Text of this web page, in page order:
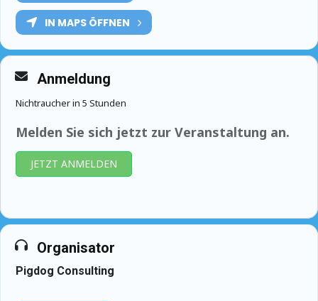
IN MAPS ÖFFNEN
Anmeldung
Nichtraucher in 5 Stunden
Melden Sie sich jetzt zur Veranstaltung an.
JETZT ANMELDEN
Organisator
Pigdog Consulting